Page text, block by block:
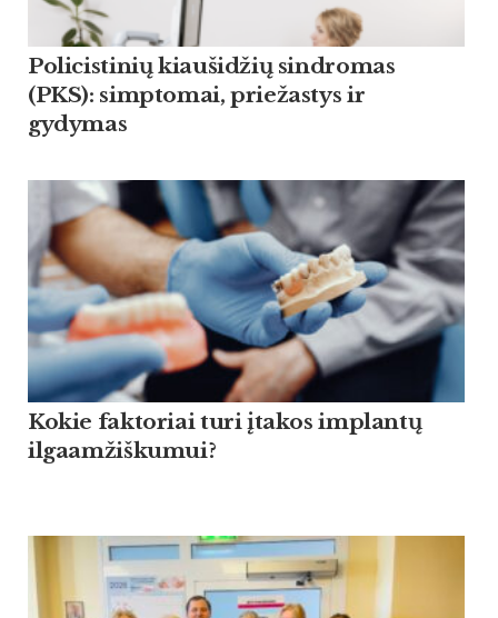
Policistinių kiaušidžių sindromas
(PKS): simptomai, priežastys ir
gydymas
Kokie faktoriai turi įtakos implantų
ilgaamžiškumui?